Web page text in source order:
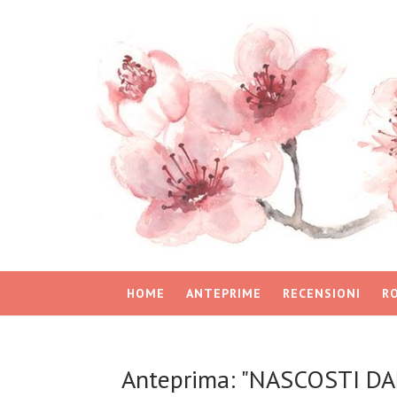
HOME ANTEPRIME RECENSIONI
Anteprima: "NASCOSTI